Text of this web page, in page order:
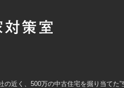
の近く、500万の中古住宅を掘り当てた